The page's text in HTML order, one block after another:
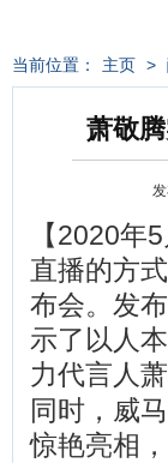
当前位置： 主页 >
萧敬
【2020年
直播的方
布会。发
示了以人
力代言人
同时，威
惊艳亮相